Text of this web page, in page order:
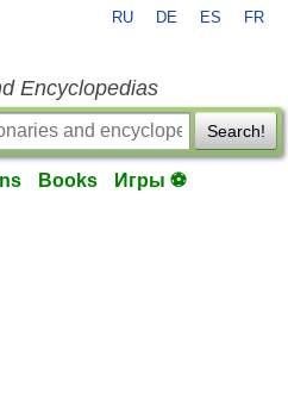
RU DE ES FR
Encyclopedias
Search!
Books Игры ⚽